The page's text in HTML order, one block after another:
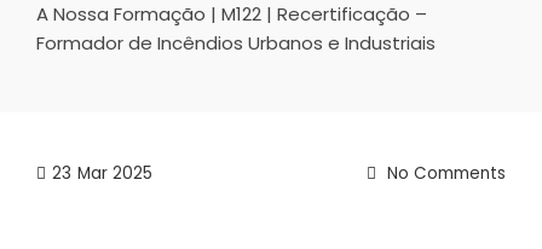
A Nossa Formação | M122 | Recertificação –
Formador de Incêndios Urbanos e Industriais
23 Mar 2025 No Comments